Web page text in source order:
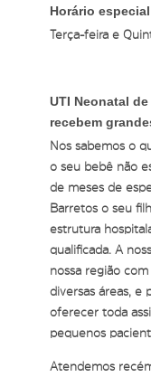
Horário
Terça-feira e
UTI Neonatal
recebem
Nós sabemos o
o seu bebê não
de meses de
Barretos o seu
estrutura
qualificada. A
nossa região
diversas áreas, e
oferecer toda
pequenos
Atendemos